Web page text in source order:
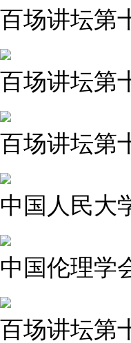
百场讲坛第
百场讲坛第
百场讲坛第
中国人民大
中国伦理学
百场讲坛第